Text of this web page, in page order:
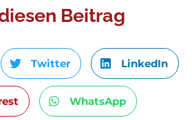
Beitrag
Twitter LinkedIn
WhatsApp